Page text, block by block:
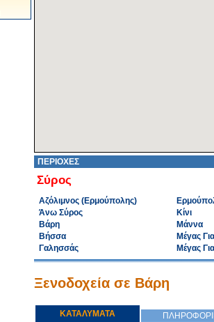
ΠΕΡΙΟΧΕΣ
Σύρος
Αζόλιμνος (Ερμούπολης)
Άνω Σύρος
Βάρη
Βήσσα
Γαλησσάς
Κίνι
Μάννα
Μέγας
Μέγας
Ξενοδοχεία σε Βάρη
ΚΑΤΑΛΥΜΑΤΑ